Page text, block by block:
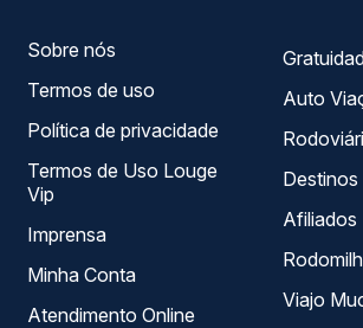
Sobre nós
Termos de uso
Política de privacidade
Termos de Uso Louge
Vip
Imprensa
Minha Conta
Atendimento Online
Auto
Destinos
Afiliados
Viajo